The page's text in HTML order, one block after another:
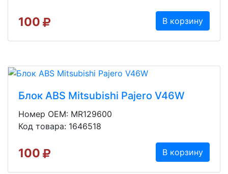
100 В корзину
Блок ABS Mitsubishi Pajero V46W
Номер OEM: MR129600
Код товара: 1646518
100 В корзину